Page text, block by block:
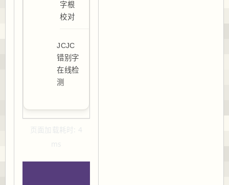
字根
校对
JCJC
错别字
在线检
测
页面加载耗时: 4
ms